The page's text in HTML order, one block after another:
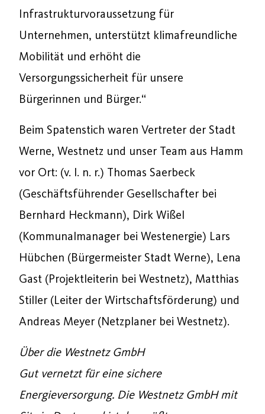
Infrastrukturvoraussetzung für
Unternehmen, unterstützt klimafreundliche
Mobilität und erhöht die
Versorgungssicherheit für unsere
Bürgerinnen und Bürger.“
Beim Spatenstich waren Vertreter der Stadt
Werne, Westnetz und unser Team aus Hamm
vor Ort: (v. l. n. r.) Thomas Saerbeck
(Geschäftsführender Gesellschafter bei
Bernhard Heckmann), Dirk Wißel
(Kommunalmanager bei Westenergie) Lars
Hübchen (Bürgermeister Stadt Werne), Lena
Gast (Projektleiterin bei Westnetz), Matthias
Stiller (Leiter der Wirtschaftsförderung) und
Andreas Meyer (Netzplaner bei Westnetz).
Über die Westnetz GmbH
Gut vernetzt für eine sichere
Energieversorgung. Die Westnetz GmbH mit